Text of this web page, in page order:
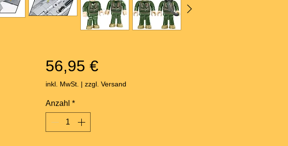
56,95 €Preis
inkl. MwSt. | zzgl. Versand
Anzahl *